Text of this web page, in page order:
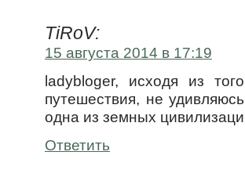
TiRoV:
15 августа 2014 в 17:19
ladybloger, исходя из
путешествия, не
одна из земных
Ответить